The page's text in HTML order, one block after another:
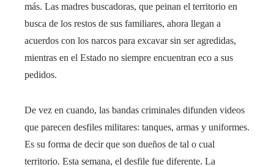
más. Las madres buscadoras, que peinan el territorio en
busca de los restos de sus familiares, ahora llegan a
acuerdos con los narcos para excavar sin ser agredidas,
mientras en el Estado no siempre encuentran eco a sus
pedidos.
De vez en cuando, las bandas criminales difunden videos
que parecen desfiles militares: tanques, armas y uniformes.
Es su forma de decir que son dueños de tal o cual
territorio. Esta semana, el desfile fue diferente. La